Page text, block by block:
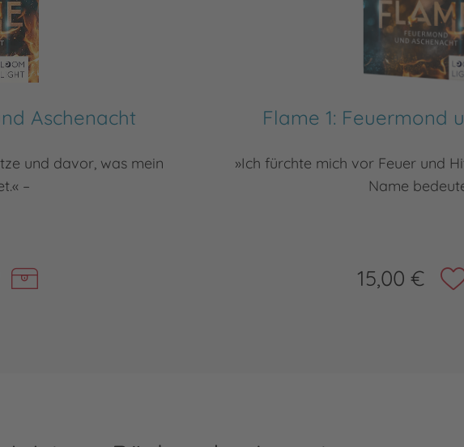
Aschenacht
und davor, was mein
–
Flame 1: Feuermond
»Ich fürchte mich vor Feuer und
Name
15,00 €